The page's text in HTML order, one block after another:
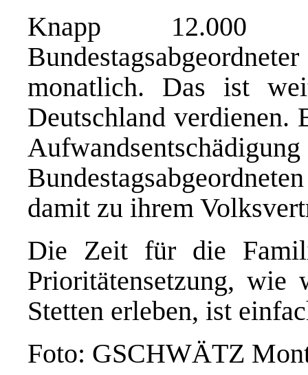
Knapp 12.000
monatlich. Das ist
Deutschland verdienen.
damit zu ihrem
Die Zeit für die
Prioritätensetzung,
Stetten erleben, ist
Foto: GSCHWÄTZ